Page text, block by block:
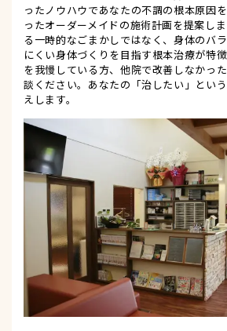
ったノウハウであなたの不調の根本原因
ったオーダーメイドの施術計画を提案し
る一時的なごまかしではなく、身体のバ
にくい身体づくりを目指す根本治療が特
を我慢している方、他院で改善しなかっ
談ください。あなたの「治したい」とい
えします。